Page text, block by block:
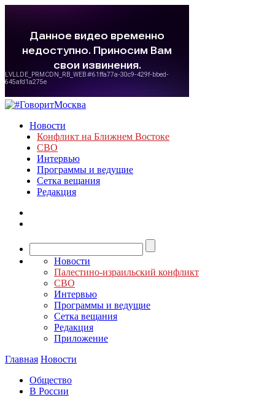
Новости
Конфликт на Ближнем Востоке
СВО
Интервью
Программы и ведущие
Сетка вещания
Редакция
Новости
Палестино-израильский конфликт
СВО
Интервью
Программы и ведущие
Сетка вещания
Редакция
Приложение
Главная Новости
Общество
В России